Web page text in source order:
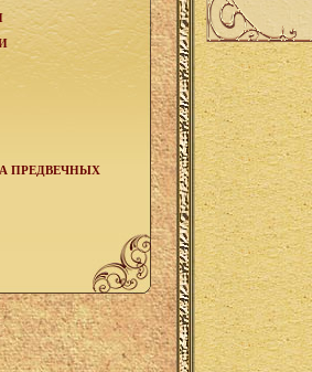
ПРЕДВЕЧНЫХ